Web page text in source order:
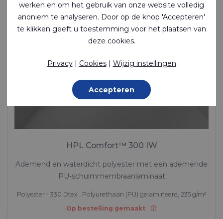
HPL Comfort™ 300 IW
Ademend en waterdicht polyester met een ademende
PU-schuimmembraanlaminaat
Polyester - 330 Dtex , Polyurethaan (PU) gelamineerd, 235 g/m²
Op bestelling gemaakt
werken en om het gebruik van onze website volledig
anoniem te analyseren. Door op de knop 'Accepteren'
te klikken geeft u toestemming voor het plaatsen van
deze cookies.
Privacy| Cookies| Wijzig instellingen
Accepteren